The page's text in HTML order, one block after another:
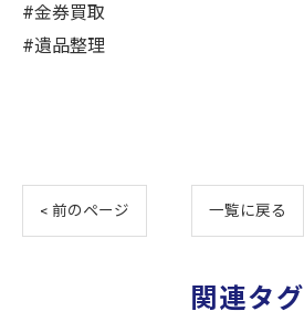
#金券買取
#遺品整理
< 前のページ 一覧に戻る
関連タグ